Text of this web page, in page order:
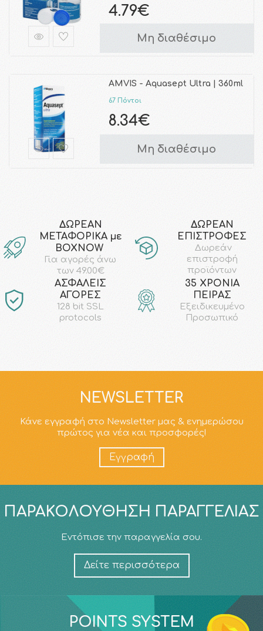
4.79€
Μη διαθέσιμο
AMVIS - Aquasept Ultra | 360ml
67 Πόντοι
8.34€
Μη διαθέσιμο
ΔΩΡΕΑΝ
ΜΕΤΑΦΟΡΙΚΑ με
ΒΟΧΝΟW
Για αγορές άνω
των 49.00€
ΔΩΡΕΑΝ
ΕΠΙΣΤΡΟΦΕΣ
Δωρεάν
επιστροφή
προϊόντων
AΣΦΑΛΕΙΣ
ΑΓΟΡΕΣ
128 bit SSL
protocols
35 ΧΡΟΝΙΑ
ΠΕΙΡΑΣ
Εξειδικευμένο
Προσωπικό
NEWSLETTER
Κάνε εγγραφή στο Newsletter μας & ενημερώσου
πρώτος για νέα και προσφορές!
Εγγραφή
ΠΑΡΑΚΟΛΟΎΘΗΣΗ ΠΑΡΑΓΓΕΛΊΑΣ
Εντόπισε την παραγγελία σου.
Δείτε περισσότερα
POINTS SYSTEM